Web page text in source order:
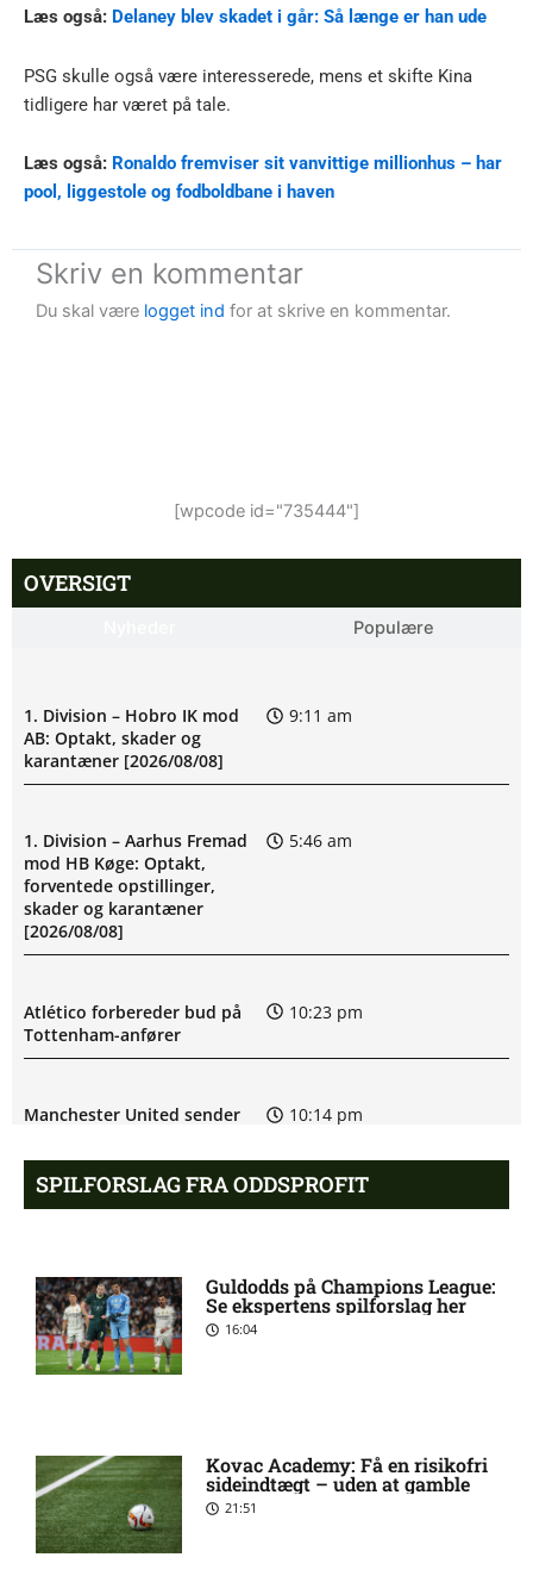
Læs også: Delaney blev skadet i går: Så længe er han ude
PSG skulle også være interesserede, mens et skifte Kina
tidligere har været på tale.
Læs også: Ronaldo fremviser sit vanvittige millionhus – har
pool, liggestole og fodboldbane i haven
Skriv en kommentar
Du skal være logget ind for at skrive en kommentar.
[wpcode id="735444"]
OVERSIGT
Populære
1. Division – Hobro IK mod
AB: Optakt, skader og
karantæner [2026/08/08]
9:11 am
1. Division – Aarhus Fremad
mod HB Køge: Optakt,
forventede opstillinger,
skader og karantæner
[2026/08/08]
5:46 am
Atlético forbereder bud på
Tottenham-anfører
10:23 pm
Manchester United sender
10:14 pm
Chelsea sælger Chalobah til
Como
10:06 pm
Salah lander i Tyrkiet til
chokskifte
SPILFORSLAG FRA ODDSPROFIT
Guldodds på Champions League:
Se ekspertens spilforslag her
16:04
Kovac Academy: Få en risikofri
sideindtægt – uden at gamble
21:51